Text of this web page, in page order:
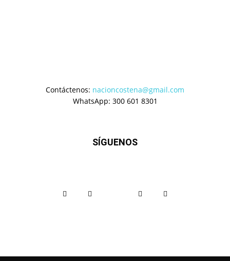
Contáctenos: nacioncostena@gmail.com
WhatsApp: 300 601 8301
SÍGUENOS